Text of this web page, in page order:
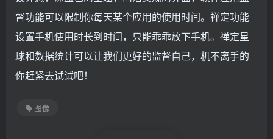
督功能可以限制你每天某个应用的使用时间。禅定功能
设置手机使用时长到时间，只能乖乖放下手机。禅定星
球和数据统计可以让我们更好的监督自己，机不离手的
你赶紧去试试吧！
图像